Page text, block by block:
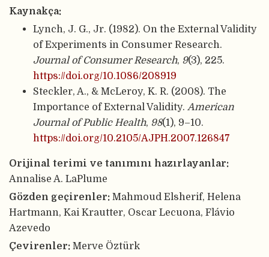
Kaynakça:
Lynch, J. G., Jr. (1982). On the External Validity
of Experiments in Consumer Research.
Journal of Consumer Research, 9(3), 225.
https://doi.org/10.1086/208919
Steckler, A., & McLeroy, K. R. (2008). The
Importance of External Validity. American
Journal of Public Health, 98(1), 9–10.
https://doi.org/10.2105/AJPH.2007.126847
Orijinal terimi ve tanımını hazırlayanlar:
Annalise A. LaPlume
Gözden geçirenler: Mahmoud Elsherif, Helena
Hartmann, Kai Krautter, Oscar Lecuona, Flávio
Azevedo
Çevirenler: Merve Öztürk